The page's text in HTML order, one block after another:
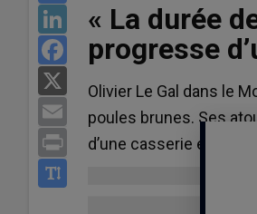
LinkedIn
Facebook
Email
Print
« La durée
progresse
Olivier Le Gal dans le
poules brunes. Ses
d’une casserie et de